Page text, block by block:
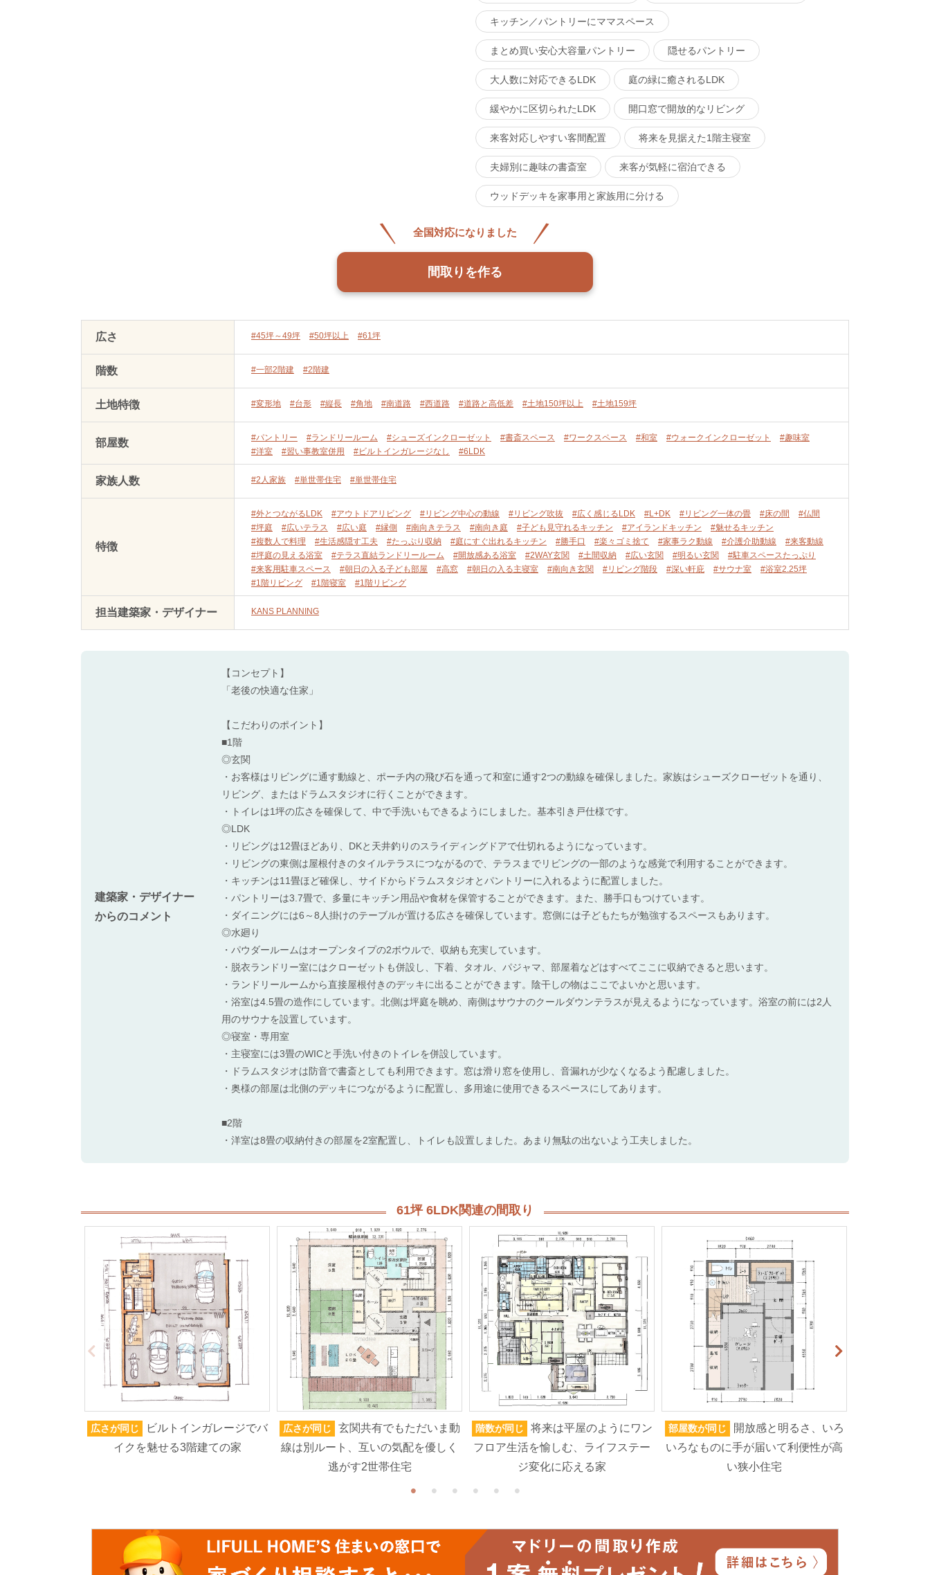
キッチン／パントリーにママスペース
まとめ買い安心大容量パントリー 隠せるパントリー
大人数に対応できるLDK 庭の緑に癒されるLDK
緩やかに区切られたLDK 開口窓で開放的なリビング
来客対応しやすい客間配置 将来を見据えた1階主寝室
夫婦別に趣味の書斎室 来客が気軽に宿泊できる
ウッドデッキを家事用と家族用に分ける
全国対応になりました
間取りを作る
広さ #45坪～49坪 #50坪以上 #61坪
階数 #一部2階建 #2階建
土地特徴 #変形地 #台形 #縦長 #角地 #南道路 #西道路 #道路と高低差 #土地150坪以上 #土地159坪
部屋数 #パントリー #ランドリールーム #シューズインクローゼット #書斎スペース #ワークスペース #和室 #ウォークインクローゼット
#趣味室
#洋室
#習い事教室併用 #ビルトインガレージなし #6LDK
家族人数 #2人家族 #単世帯住宅 #単世帯住宅
特徴
#外とつながるLDK #アウトドアリビング #リビング中心の動線 #リビング吹抜 #広く感じるLDK #L+DK #リビング一体の畳 #床の間
#仏間
#坪庭
#広いテラス #広い庭 #縁側 #南向きテラス #南向き庭 #子ども見守れるキッチン #アイランドキッチン
#魅せるキッチン
#複数人で料理
#生活感隠す工夫 #たっぷり収納 #庭にすぐ出れるキッチン #勝手口 #楽々ゴミ捨て #家事ラク動線 #介護介助動線
#来客動線
#坪庭の見える浴室
#テラス直結ランドリールーム #開放感ある浴室 #2WAY玄関 #土間収納 #広い玄関 #明るい玄関
#駐車スペースたっぷり
#来客用駐車スペース
#朝日の入る子ども部屋 #高窓 #朝日の入る主寝室 #南向き玄関 #リビング階段 #深い軒庇 #サウナ室
#浴室2.25坪
#1階リビング
#1階寝室 #1階リビング
担当建築家・デザイナー KANS PLANNING
建築家・デザイナー
からのコメント
【コンセプト】
「老後の快適な住家」
【こだわりのポイント】
■1階
◎玄関
・お客様はリビングに通す動線と、ポーチ内の飛び石を通って和室に通す2つの動線を確保しました。家族はシューズクローゼットを通り、
リビング、またはドラムスタジオに行くことができます。
・トイレは1坪の広さを確保して、中で手洗いもできるようにしました。基本引き戸仕様です。
◎LDK
・リビングは12畳ほどあり、DKと天井釣りのスライディングドアで仕切れるようになっています。
・リビングの東側は屋根付きのタイルテラスにつながるので、テラスまでリビングの一部のような感覚で利用することができます。
・キッチンは11畳ほど確保し、サイドからドラムスタジオとパントリーに入れるように配置しました。
・パントリーは3.7畳で、多量にキッチン用品や食材を保管することができます。また、勝手口もつけています。
・ダイニングには6～8人掛けのテーブルが置ける広さを確保しています。窓側には子どもたちが勉強するスペースもあります。
◎水廻り
・パウダールームはオープンタイプの2ボウルで、収納も充実しています。
・脱衣ランドリー室にはクローゼットも併設し、下着、タオル、パジャマ、部屋着などはすべてここに収納できると思います。
・ランドリールームから直接屋根付きのデッキに出ることができます。陰干しの物はここでよいかと思います。
・浴室は4.5畳の造作にしています。北側は坪庭を眺め、南側はサウナのクールダウンテラスが見えるようになっています。浴室の前には2人
用のサウナを設置しています。
◎寝室・専用室
・主寝室には3畳のWICと手洗い付きのトイレを併設しています。
・ドラムスタジオは防音で書斎としても利用できます。窓は滑り窓を使用し、音漏れが少なくなるよう配慮しました。
・奥様の部屋は北側のデッキにつながるように配置し、多用途に使用できるスペースにしてあります。
■2階
・洋室は8畳の収納付きの部屋を2室配置し、トイレも設置しました。あまり無駄の出ないよう工夫しました。
61坪 6LDK関連の間取り
広さが同じ
ビルトインガレージでバ
イクを魅せる3階建ての家
広さが同じ
玄関共有でもただいま動
線は別ルート、互いの気配を優しく
逃がす2世帯住宅
階数が同じ
将来は平屋のようにワン
フロア生活を愉しむ、ライフステー
ジ変化に応える家
部屋数が同じ
開放感と明るさ、いろ
いろなものに手が届いて利便性が高
い狭小住宅